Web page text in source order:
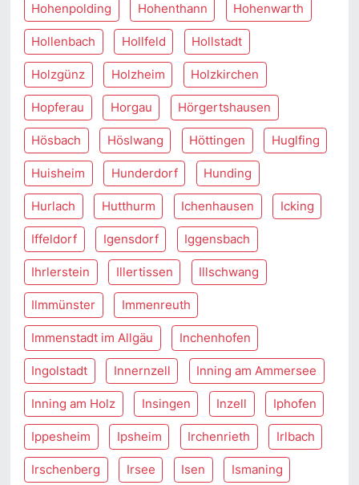
Hohenpolding Hohenthann Hohenwarth
Hollenbach Hollfeld Hollstadt
Holzgünz Holzheim Holzkirchen
Hopferau Horgau Hörgertshausen
Hösbach Höslwang Höttingen Huglfing
Huisheim Hunderdorf Hunding
Hurlach Hutthurm Ichenhausen Icking
Iffeldorf Igensdorf Iggensbach
Ihrlerstein Illertissen Illschwang
Ilmmünster Immenreuth
Immenstadt im Allgäu Inchenhofen
Ingolstadt Innernzell Inning am Ammersee
Inning am Holz Insingen Inzell Iphofen
Ippesheim Ipsheim Irchenrieth Irlbach
Irschenberg Irsee Isen Ismaning